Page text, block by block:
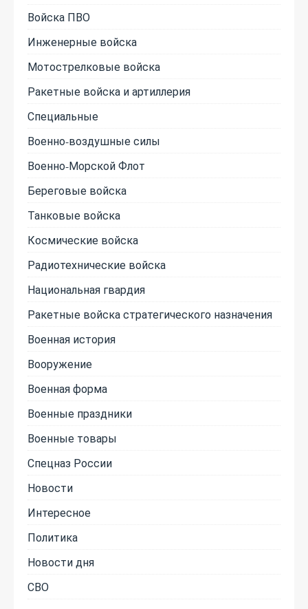
Войска ПВО
Инженерные войска
Мотострелковые войска
Ракетные войска и артиллерия
Специальные
Военно-воздушные силы
Военно-Морской Флот
Береговые войска
Танковые войска
Космические войска
Радиотехнические войска
Национальная гвардия
Ракетные войска стратегического назначения
Военная история
Вооружение
Военная форма
Военные праздники
Военные товары
Спецназ России
Новости
Интересное
Политика
Новости дня
СВО